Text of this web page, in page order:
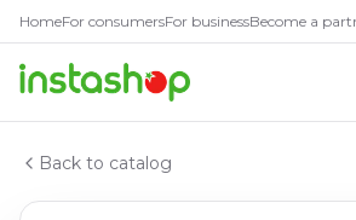
HomeFor consumersFor businessBecome a
Back to catalog
Главная
Каталог
Пакеты для мусора
10ШТ МЕШКИ Д/МУС PREMIUM 120Л
Купить10ШТ
METRO г. Усть-Каменогорск